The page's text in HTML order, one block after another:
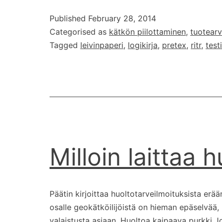
Published February 28, 2014
Categorised as kätkön piilottaminen,
Tagged leivinpaperi, logikirja, pretex, ritr, testi
Milloin laittaa
Päätin kirjoittaa huoltotarveilmoituksista
osalle geokätköilijöistä on hieman